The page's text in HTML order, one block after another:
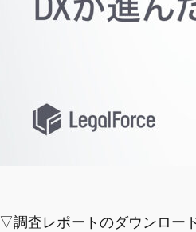
▽調査レポートのダウンロー